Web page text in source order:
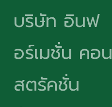
บริษัท อินฟ
อร์เมชั่น คอน
สตรัคชั่น